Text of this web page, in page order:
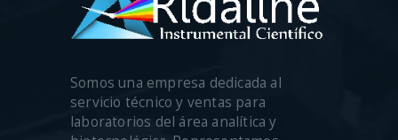
Somos una empresa dedicada al
servicio técnico y ventas para
laboratorios del área analítica y